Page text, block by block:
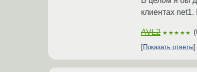
клиентах
AVL2 ★★★★★ (
Показать ответы